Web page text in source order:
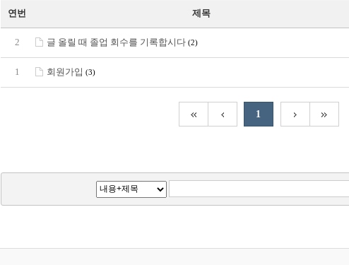
연번 제목
2 글 올릴 때 졸업 회수를 기록합시다 (2)
1 회원가입 (3)
1